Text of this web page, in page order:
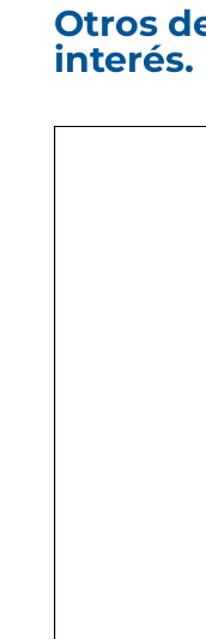
Otros
interés.